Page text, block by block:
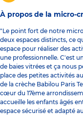
À propos de la micro-
"Le point fort de notre
deux espaces distincts, ce
espace pour réaliser des
une professionnelle. C'est
de baies vitrées et ça nous
place des petites activités
de la crèche Babilou Paris
cœur du 17ème
accueille les enfants âgés
espace sécurisé et adapté